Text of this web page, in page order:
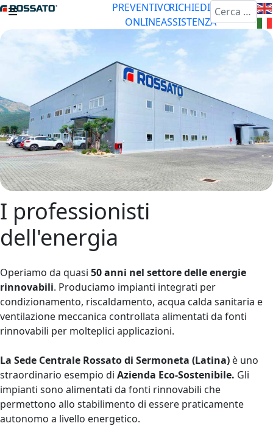
PREVENTIVO
ONLINE
RICHIEDI
ASSISTENZA
Cerca
I professionisti
dell'energia
Operiamo da quasi 50 anni nel settore delle energie
rinnovabili. Produciamo impianti integrati per
condizionamento, riscaldamento, acqua calda sanitaria e
ventilazione meccanica controllata alimentati da fonti
rinnovabili per molteplici applicazioni.
La Sede Centrale Rossato di Sermoneta (Latina) è uno
straordinario esempio di Azienda Eco-Sostenibile. Gli
impianti sono alimentati da fonti rinnovabili che
permettono allo stabilimento di essere praticamente
autonomo a livello energetico.